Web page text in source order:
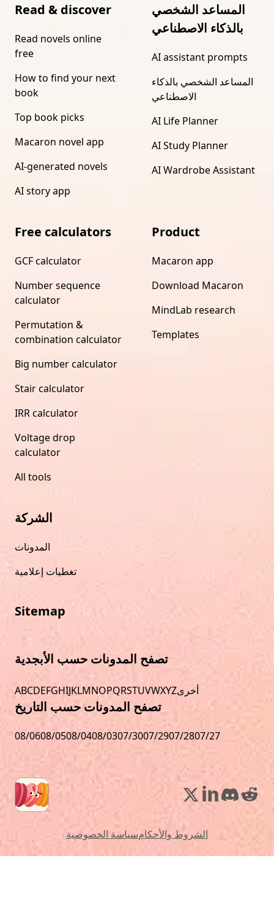
Read & discover
Read novels online
free
How to find your next
book
Top book picks
Macaron novel app
AI-generated novels
AI story app
المساعد الشخصي
بالذكاء الاصطناعي
AI assistant prompts
المساعد الشخصي بالذكاء
الاصطناعي
AI Life Planner
AI Study Planner
AI Wardrobe Assistant
Free calculators
GCF calculator
Number sequence
calculator
Permutation &
combination calculator
Big number calculator
Stair calculator
IRR calculator
Voltage drop
calculator
All tools
Product
Macaron app
Download Macaron
MindLab research
Templates
الشركة
المدونات
تغطيات إعلامية
Sitemap
تصفح المدونات حسب الأبجدية
ABCDEFGHIJKLMNOPQRSTUVWXYZأخرى
تصفح المدونات حسب التاريخ
08/0608/0508/0408/0307/3007/2907/2807/27
سياسة الخصوصيةالشروط والأحكام